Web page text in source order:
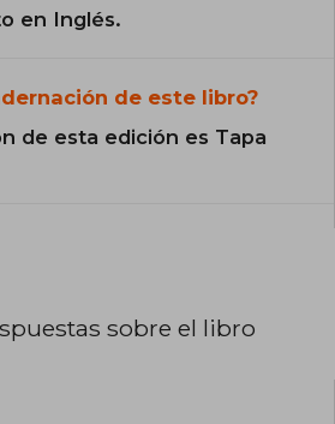
en Inglés.
de este libro?
de esta edición es Tapa
sobre el libro